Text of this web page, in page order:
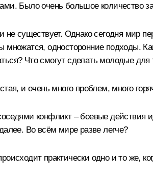
Было очень большое количество
существует. Однако сегодня мир
множатся, односторонние подходы.
Что смогут сделать молодые
и очень много проблем, много
конфликт – боевые действия
Во всём мире разве легче?
практически одно и то же,